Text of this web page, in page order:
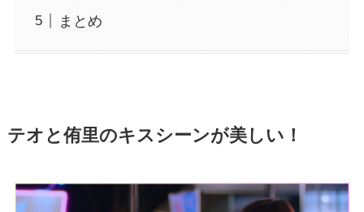
まとめ
テオと侑里のキスシーンが美しい！